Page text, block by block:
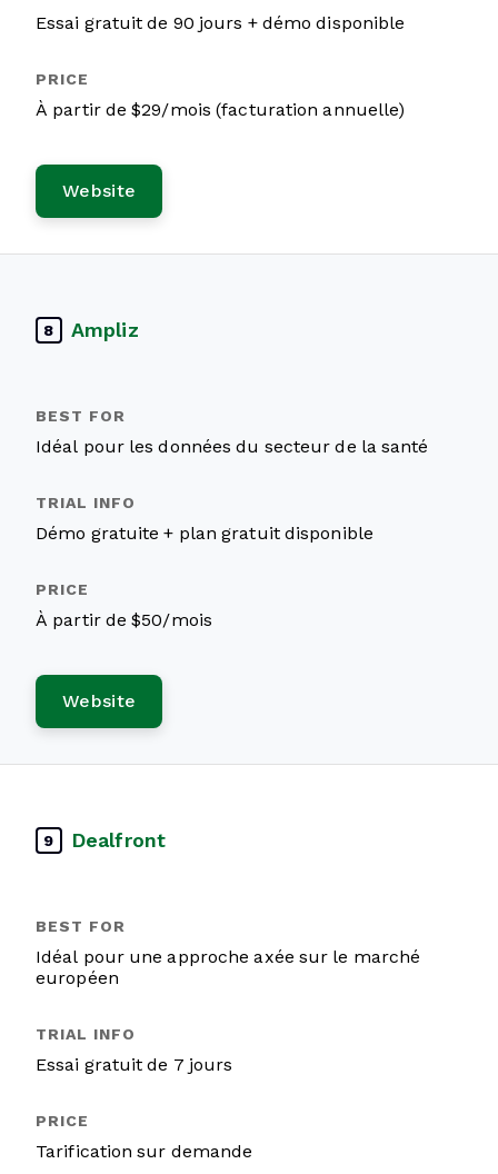
Essai gratuit de 90 jours + démo disponible
À partir de $29/mois (facturation annuelle)
Website
8 Ampliz
Idéal pour les données du secteur de la santé
Démo gratuite + plan gratuit disponible
À partir de $50/mois
Website
9 Dealfront
Idéal pour une approche axée sur le marché
européen
Essai gratuit de 7 jours
Tarification sur demande